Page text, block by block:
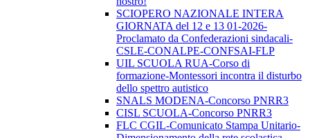
SCIOPERO NAZIONALE INTERA
GIORNATA del 12 e 13 01-2026-
Proclamato da Confederazioni sindacali-
CSLE-CONALPE-CONFSAI-FLP
UIL SCUOLA RUA-Corso di
formazione-Montessori incontra il disturbo
dello spettro autistico
SNALS MODENA-Concorso PNRR3
CISL SCUOLA-Concorso PNRR3
FLC CGIL-Comunicato Stampa Unitario-